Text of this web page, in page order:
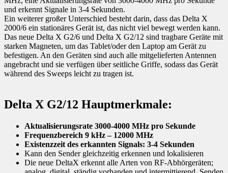
und erkennt Signale in 3-4 Sekunden.
Ein weiterer großer Unterschied besteht darin, dass das Delta X
2000/6 ein stationäres Gerät ist, das nicht viel bewegt werden kann.
Das neue Delta X G2/6 und Delta X G2/12 sind tragbare Geräte mit
starken Magneten, um das Tablet/oder den Laptop am Gerät zu
befestigen. An den Geräten sind auch alle mitgelieferten Antennen
angebracht und sie verfügen über seitliche Griffe, sodass das Gerät
während des Sweeps leicht zu tragen ist.
Delta X G2/12 Hauptmerkmale:
Aktualisierungsrate 3000-4000 MHz pro Sekunde
Frequenzbereich 9 kHz – 12000 MHz
Existenzzeit des erkannten Signals: 3-4 Sekunden
Kann den Sender gleichzeitig erkennen und lokalisieren
Die neue DeltaX erkennt alle Arten von RF-Abhörgeräten;